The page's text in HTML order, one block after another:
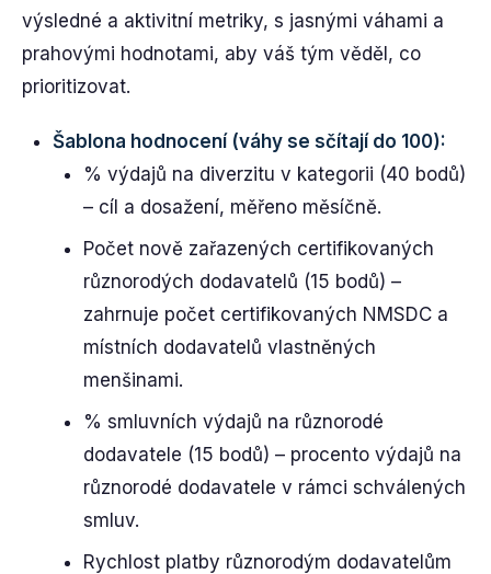
výsledné a aktivitní metriky, s jasnými váhami a
prahovými hodnotami, aby váš tým věděl, co
prioritizovat.
Šablona hodnocení (váhy se sčítají do 100):
% výdajů na diverzitu v kategorii (40 bodů)
– cíl a dosažení, měřeno měsíčně.
Počet nově zařazených certifikovaných
různorodých dodavatelů (15 bodů) –
zahrnuje počet certifikovaných NMSDC a
místních dodavatelů vlastněných
menšinami.
% smluvních výdajů na různorodé
dodavatele (15 bodů) – procento výdajů na
různorodé dodavatele v rámci schválených
smluv.
Rychlost platby různorodým dodavatelům